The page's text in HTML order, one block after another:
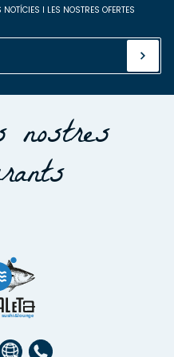
I LES NOSTRES OFERTES
nostres